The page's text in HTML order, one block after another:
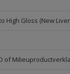
Gloss (New
of